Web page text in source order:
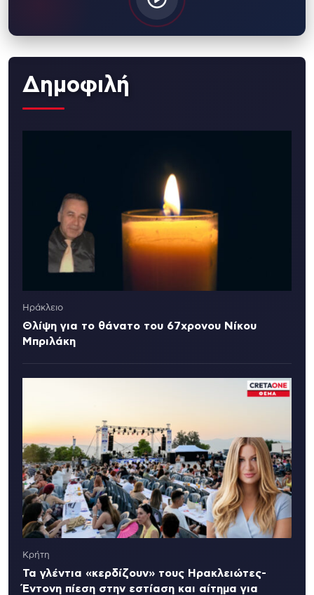
Δημοφιλή
Ηράκλειο
Θλίψη για το θάνατο του 67χρονου Νίκου
Μπριλάκη
Κρήτη
Τα γλέντια «κερδίζουν» τους Ηρακλειώτες-
Έντονη πίεση στην εστίαση και αίτημα για